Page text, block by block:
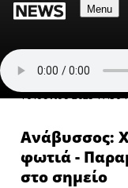
Menu
Κοινωνία
10 Ιουνίου 2025 17:30
Ανάβυσσος:
φωτιά -
στο σημείο